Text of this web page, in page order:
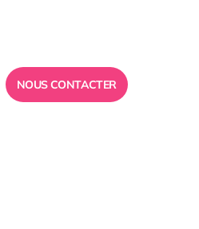
NOUS CONTACTER